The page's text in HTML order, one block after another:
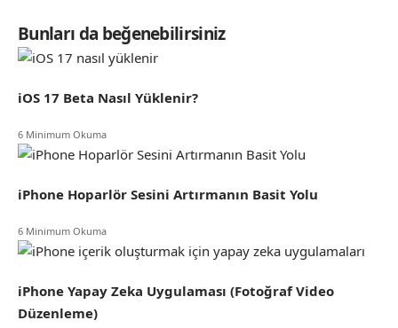
Bunları da beğenebilirsiniz
iOS 17 Beta Nasıl Yüklenir?
6 Minimum Okuma
iPhone Hoparlör Sesini Artırmanın Basit Yolu
6 Minimum Okuma
iPhone Yapay Zeka Uygulaması (Fotoğraf Video
Düzenleme)